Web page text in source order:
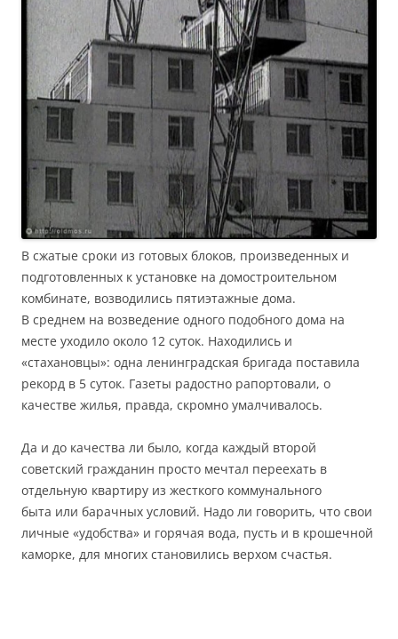
В сжатые сроки из готовых блоков, произведенных и
подготовленных к установке на домостроительном
комбинате, возводились пятиэтажные дома.
В среднем на возведение одного подобного дома на
месте уходило около 12 суток. Находились и
«стахановцы»: одна ленинградская бригада поставила
рекорд в 5 суток. Газеты радостно рапортовали, о
качестве жилья, правда, скромно умалчивалось.
Да и до качества ли было, когда каждый второй
советский гражданин просто мечтал переехать в
отдельную квартиру из жесткого коммунального
быта или барачных условий. Надо ли говорить, что свои
личные «удобства» и горячая вода, пусть и в крошечной
каморке, для многих становились верхом счастья.